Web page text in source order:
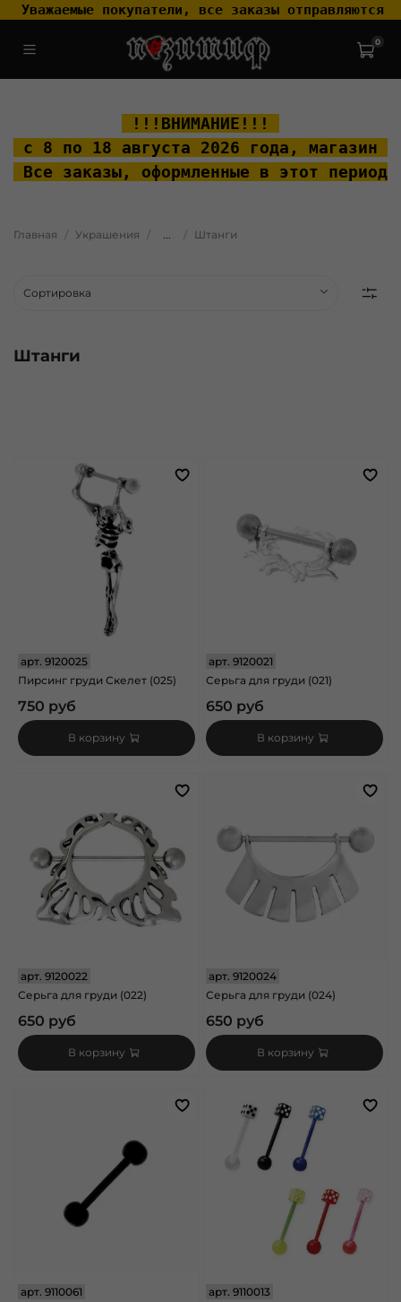
Уважаемые покупатели, все заказы отправляются
0
!!!ВНИМАНИЕ!!!
с 8 по 18 августа 2026 года, магазин
Все заказы, оформленные в этот
Главная Украшения Штанги
Штанги
арт. 9120025
Пирсинг груди Скелет (025)
750 руб
В корзину
арт.9120021
Серьга для груди (021)
650 руб
В корзину
арт. 9120022
Серьга для груди (022)
650 руб
В корзину
арт.9120024
Серьга для груди (024)
650 руб
В корзину
арт. 9110061
арт.9110013